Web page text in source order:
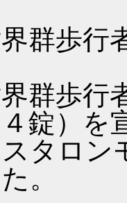
界群歩
界群歩
４錠）を
スタロ
。